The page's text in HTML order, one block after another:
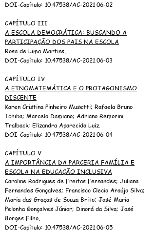
DOI-Capítulo: 10.47538/AC-2021.06-02
CAPÍTULO III
A ESCOLA DEMOCRÁTICA: BUSCANDO A
PARTICIPAÇÃO DOS PAIS NA ESCOLA
Rosa de Lima Martins.
DOI-Capítulo: 10.47538/AC-2021.06-03
CAPÍTULO IV
A ETNOMATEMÁTICA E O PROTAGONISMO
DISCENTE
Karen Cristina Pinheiro Musetti; Rafaela Bruno
Ichiba; Marcelo Damiano; Adriano Remorini
Tralback; Elizandra Aparecida Luiz.
DOI-Capítulo: 10.47538/AC-2021.06-04
CAPÍTULO V
A IMPORTÂNCIA DA PARCERIA FAMÍLIA E
ESCOLA NA EDUCAÇÃO INCLUSIVA
Caroline Rodrigues de Freitas Fernandes; Juliana
Fernandes Gonçalves; Francisco Clecio Araújo Silva;
Maria das Graças de Souza Brito; José Maria
Pelonha Gonçalves Júnior; Dinorá da Silva; José
Borges Filho.
DOI-Capítulo: 10.47538/AC-2021.06-05